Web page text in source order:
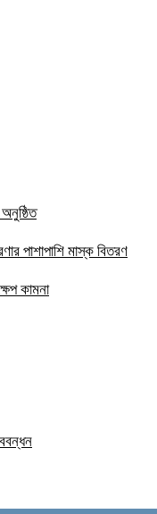
পাশাপাশি মাস্ক বিতরণ
কামনা